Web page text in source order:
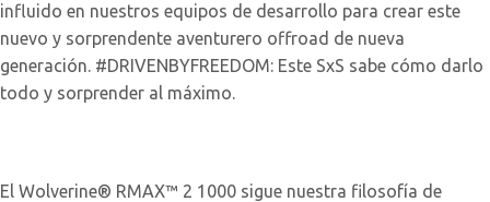
influido en nuestros equipos de desarrollo para crear este
nuevo y sorprendente aventurero offroad de nueva
generación. #DRIVENBYFREEDOM: Este SxS sabe cómo darlo
todo y sorprender al máximo.
El Wolverine® RMAX™ 2 1000 sigue nuestra filosofía de